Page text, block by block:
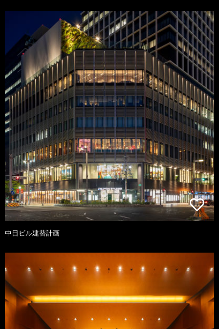
中日ビル建替計画